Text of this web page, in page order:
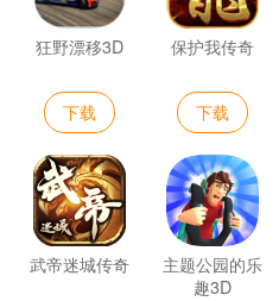
狂野漂移3D
下载
保护我传奇
下载
武帝迷城传奇
主题公园的乐
趣3D